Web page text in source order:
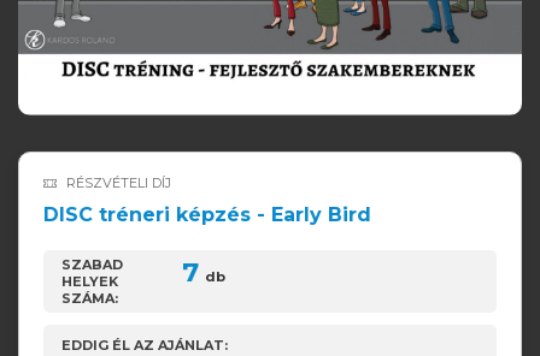
RÉSZVÉTELI DÍJ
DISC tréneri képzés - Early Bird
SZABAD
HELYEK
SZÁMA:
7 db
EDDIG ÉL AZ AJÁNLAT: